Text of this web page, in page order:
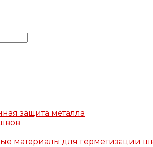
защита металла
материалы для герметизации